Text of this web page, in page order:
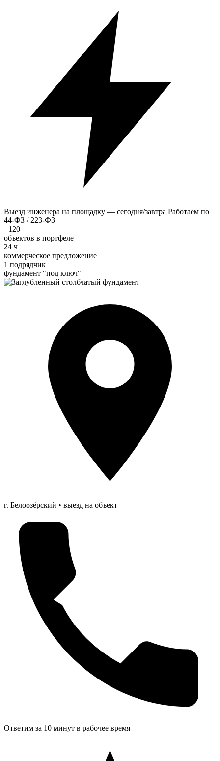
Выезд инженера на площадку — сегодня/завтра Работаем по
44-ФЗ / 223-ФЗ
+120
объектов в портфеле
24 ч
коммерческое предложение
1 подрядчик
фундамент "под ключ"
г. Белоозёрский • выезд на объект
Ответим за 10 минут в рабочее время